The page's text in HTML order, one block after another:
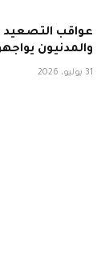
عواقب التصعيد
والمدنيون
31 يوليو، 2026